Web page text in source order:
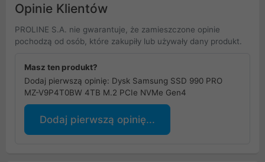
Opinie Klientów
PROLINE S.A. nie gwarantuje, że zamieszczone opinie
pochodzą od osób, które zakupiły lub używały dany produkt.
Masz ten produkt?
Dodaj pierwszą opinię: Dysk Samsung SSD 990 PRO
MZ-V9P4T0BW 4TB M.2 PCIe NVMe Gen4
Dodaj pierwszą opinię...